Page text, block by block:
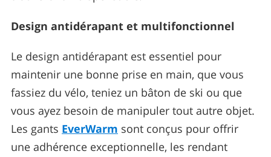
Design antidérapant et multifonctionnel
Le design antidérapant est essentiel pour
maintenir une bonne prise en main, que vous
fassiez du vélo, teniez un bâton de ski ou que
vous ayez besoin de manipuler tout autre objet.
Les gants EverWarm sont conçus pour offrir
une adhérence exceptionnelle, les rendant